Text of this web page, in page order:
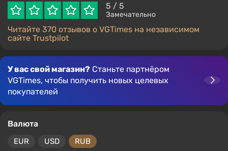
5 / 5
Замечательно
Читайте 370 отзывов о VGTimes на независимом
сайте Trustpilot
У вас свой магазин? Станьте партнёром
VGTimes, чтобы получить новых целевых
покупателей
Валюта
EUR USD RUB